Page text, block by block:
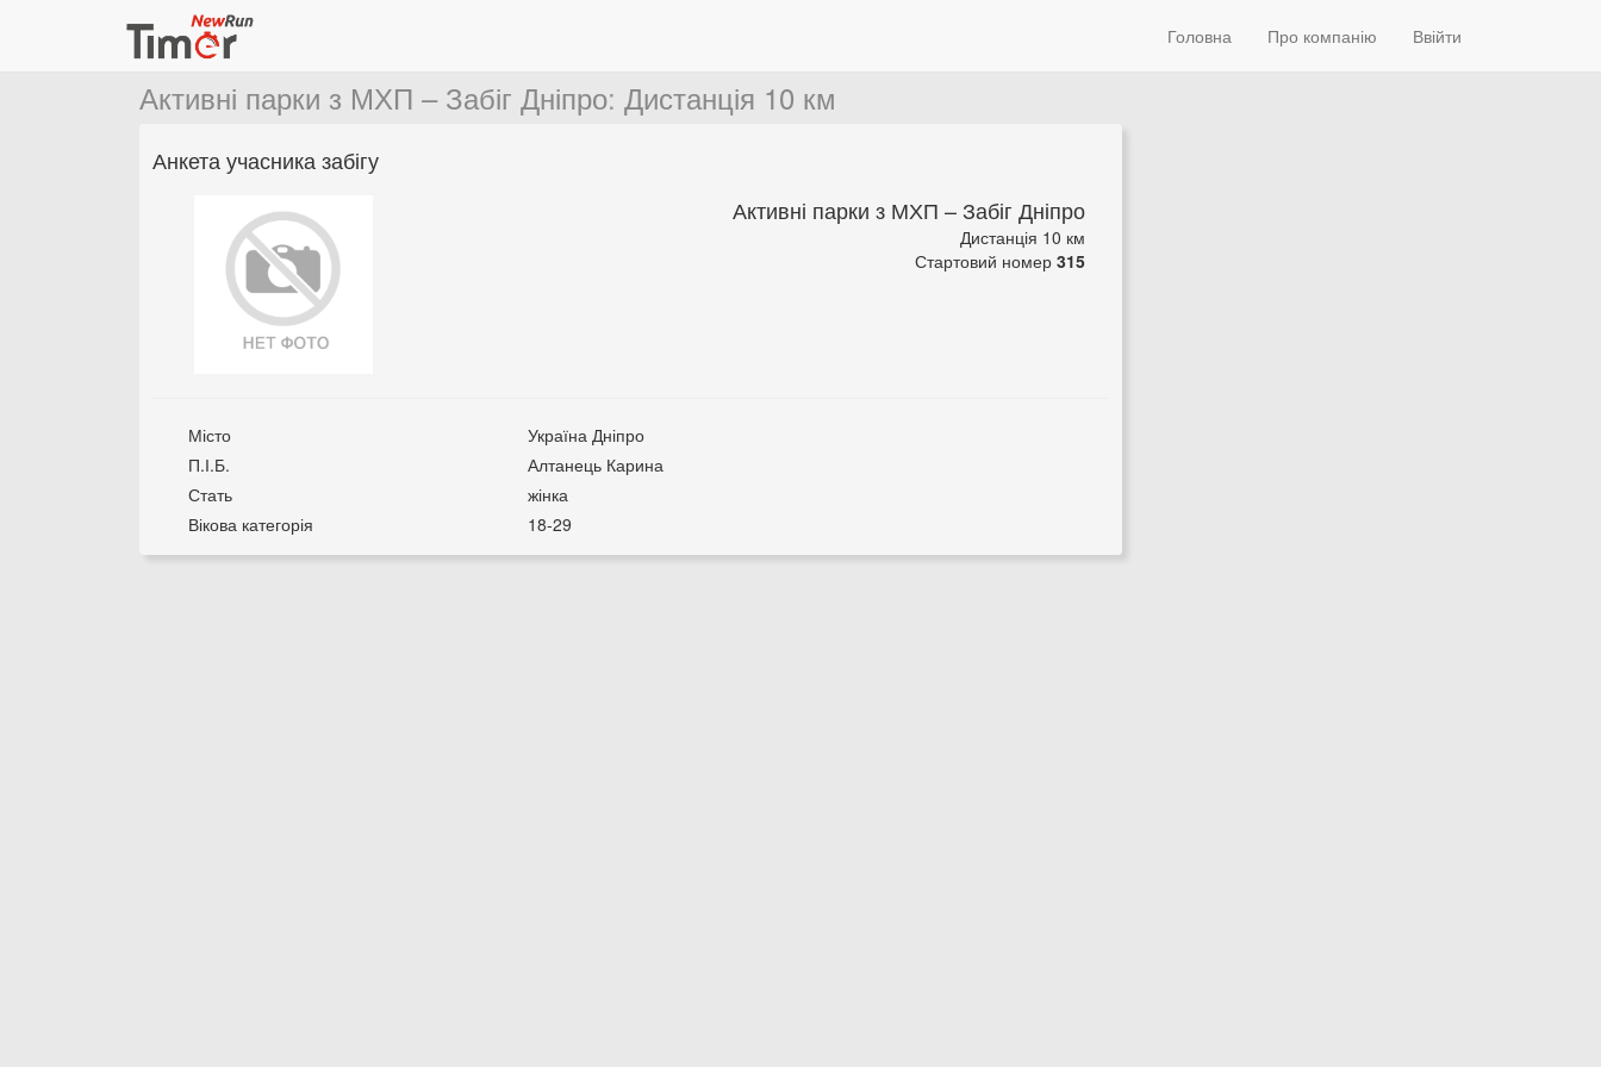
Головна Про компанію Ввійти
Активні парки з МХП – Забіг Дніпро: Дистанція 10 км
Анкета учасника забігу
Активні парки з МХП – Забіг Дніпро
Дистанція 10 км
Стартовий номер 315
Місто
Україна Дніпро
П.І.Б.
Алтанець Карина
Стать
жінка
Вікова категорія
18-29